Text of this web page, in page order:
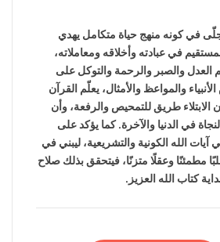
في كونه منهج حياة متكامل يهدي
في عبادته وأخلاقه ومعاملاته،
والصبر والرحمة والتوكل على
والمواعظ والأمثال، يعلّم القرآن
الابتلاء طريق للتمحيص والرفعة، وأن
في الدنيا والآخرة. كما يؤكد على
آيات الله الكونية والتشريعية، ليبني في
مطمئنًا وعقلًا متزنًا، فيتحقق بذلك صلاح
كتاب الله العزيز.